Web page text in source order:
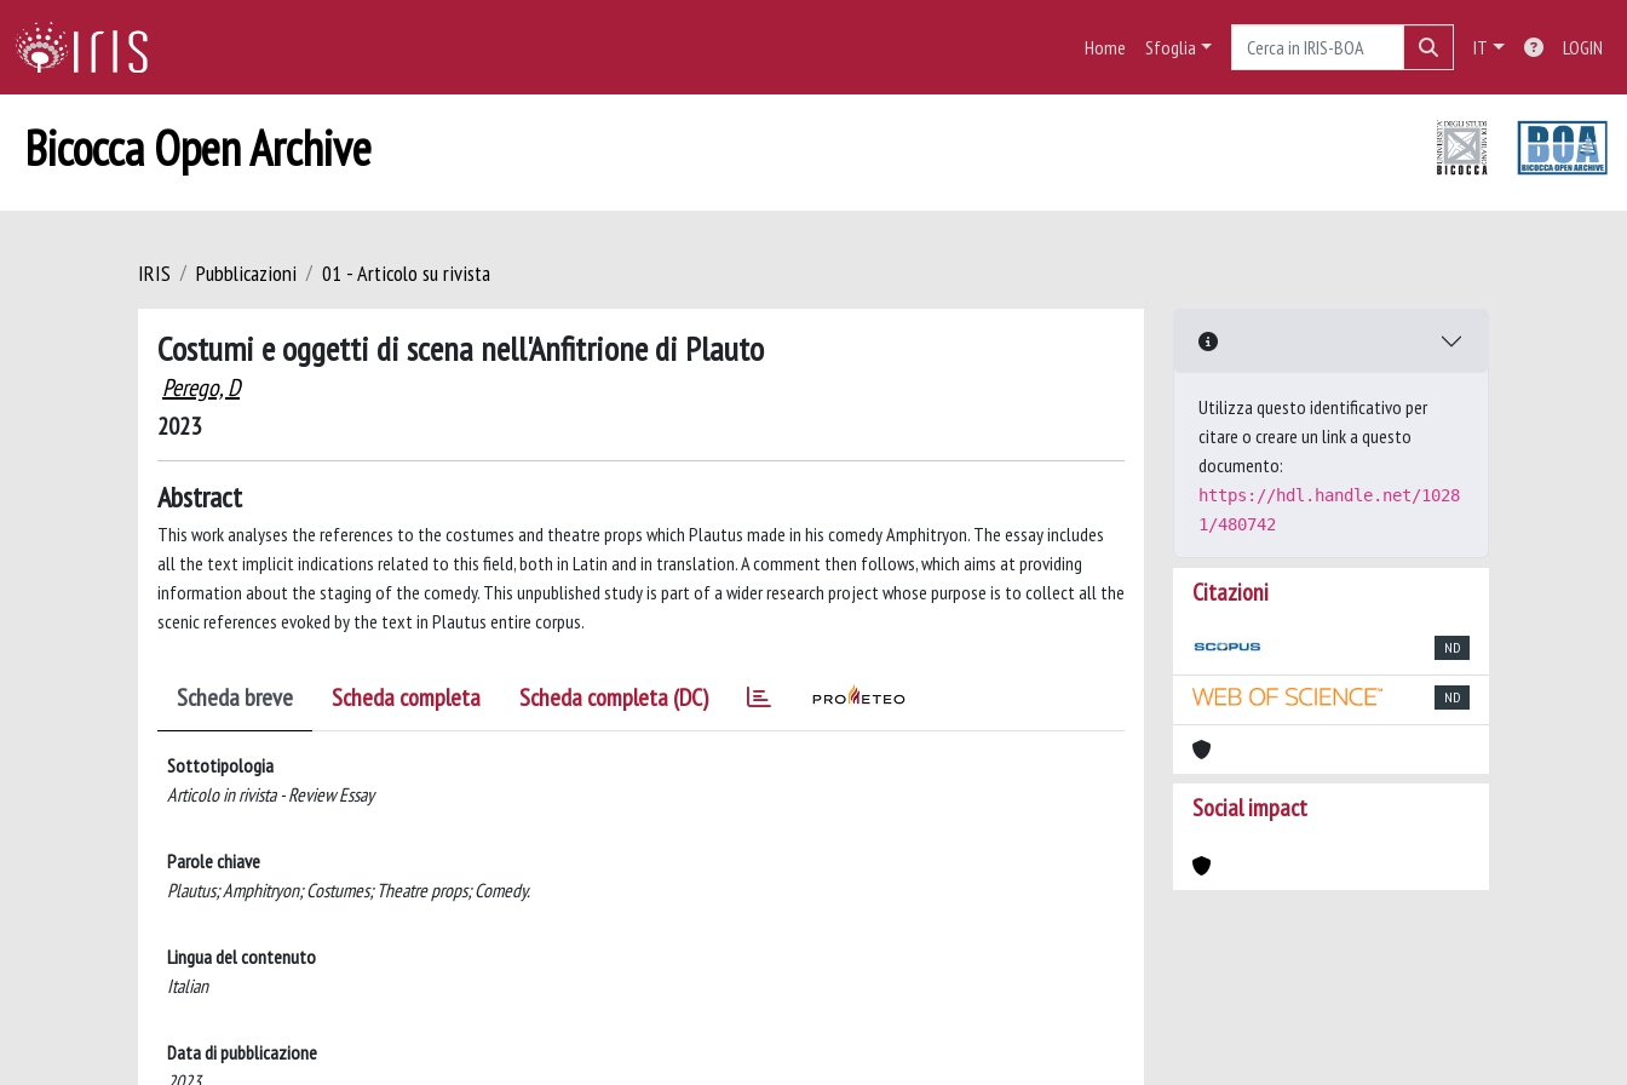
Home Sfoglia IT LOGIN
Bicocca Open Archive
IRIS Pubblicazioni 01 - Articolo su rivista
Costumi e oggetti di scena nell'Anfitrione di Plauto
Perego, D
2023
Abstract
This work analyses the references to the costumes and theatre props which Plautus made in his comedy Amphitryon. The essay includes
all the text implicit indications related to this field, both in Latin and in translation. A comment then follows, which aims at providing
information about the staging of the comedy. This unpublished study is part of a wider research project whose purpose is to collect all the
scenic references evoked by the text in Plautus entire corpus.
Scheda breve Scheda completa Scheda completa (DC)
Sottotipologia
Articolo in rivista - Review Essay
Parole chiave
Plautus; Amphitryon; Costumes; Theatre props; Comedy.
Lingua del contenuto
Italian
Data di pubblicazione
Utilizza questo identificativo per
citare o creare un link a questo
documento:
https://hdl.handle.net/1028
1/480742
Citazioni
ND
ND
Social impact